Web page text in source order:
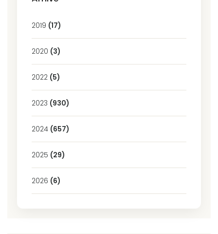
2019 (17)
2020 (3)
2022 (5)
2023 (930)
2024 (657)
2025 (29)
2026 (6)